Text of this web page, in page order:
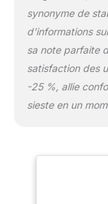
synonyme de
d’informations
sa note parfaite
satisfaction des
-25 %, allie
sieste en un